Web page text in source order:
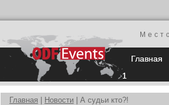
Главная
1
Главная Новости | А судьи кто?!